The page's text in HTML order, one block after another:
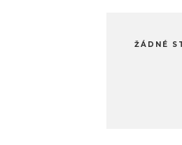
ŽÁDNÉ